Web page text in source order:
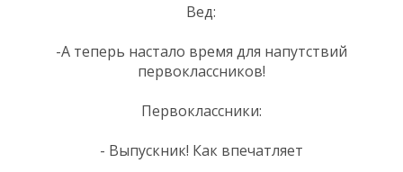
Вед:
-А теперь настало время для напутствий
первоклассников!
Первоклассники:
- Выпускник! Как впечатляет